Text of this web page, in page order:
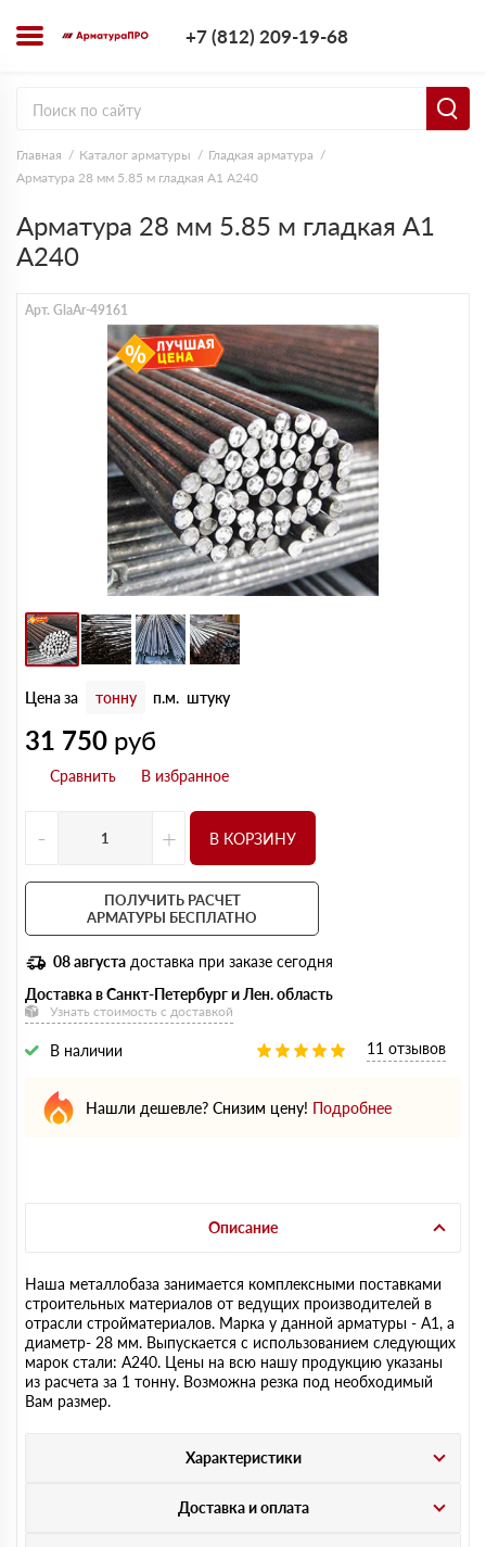
+7 (812) 209-19-68
Главная Каталог арматуры
Гладкая арматура
Арматура 28 мм 5.85 м гладкая А1 А240
Арматура 28 мм 5.85 м гладкая А1
А240
Арт. GlaAr-49161
Цена за тонну п.м. штуку
31 750 руб
- + В КОРЗИНУ
ПОЛУЧИТЬ РАСЧЕТ
АРМАТУРЫ БЕСПЛАТНО
08 августа доставка при заказе сегодня
Доставка в Санкт-Петербург и Лен. область
Узнать стоимость с доставкой
В наличии 11 отзывов
Нашли дешевле? Снизим цену! Подробнее
Описание
Наша металлобаза занимается комплексными поставками
строительных материалов от ведущих производителей в
отрасли стройматериалов. Марка у данной арматуры - А1, а
диаметр- 28 мм. Выпускается с использованием следующих
марок стали: А240. Цены на всю нашу продукцию указаны
из расчета за 1 тонну. Возможна резка под необходимый
Вам размер.
Характеристики
Доставка и оплата